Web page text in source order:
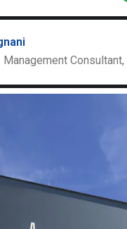
Management